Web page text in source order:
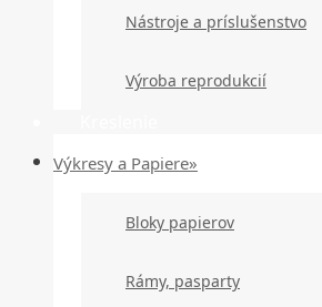
Nástroje a príslušenstvo
Výroba reprodukcií
Výkresy a Papiere»
Bloky papierov
Rámy, pasparty